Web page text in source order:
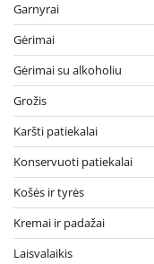
Garnyrai
Gėrimai
Gėrimai su alkoholiu
Grožis
Karšti patiekalai
Konservuoti patiekalai
Košės ir tyrės
Kremai ir padažai
Laisvalaikis